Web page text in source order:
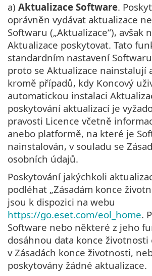
a) Aktualizace Software.
oprávněn vydávat aktualizace
Softwaru („Aktualizace“), avšak
Aktualizace poskytovat. Tato
standardním nastavení
proto se Aktualizace nainstalují
kromě případů, kdy Koncový
automatickou instalaci
poskytování aktualizací je
pravosti Licence včetně
anebo platformě, na které je
nainstalován, v souladu se
osobních údajů.
Poskytování jakýchkoli
podléhat „Zásadám konce
jsou k dispozici na webu
https://go.eset.com/eol_home.
Software nebo některé z jeho
dosáhnou data konce
v Zásadách konce životnosti,
poskytovány žádné aktualizace.